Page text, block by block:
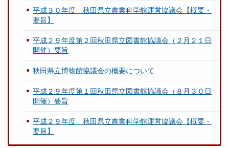
平成３０年度 秋田県立農業科学館運営協議会【概要・
要旨】
平成２９年度第２回秋田県立図書館協議会（２月２１日
開催）要旨
秋田県立博物館協議会の概要について
平成２９年度第１回秋田県立図書館協議会（８月３０日
開催）要旨
平成２９年度 秋田県立農業科学館運営協議会【概要・
要旨】